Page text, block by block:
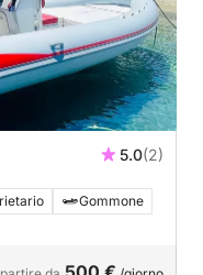
5.0(2)
Gommone